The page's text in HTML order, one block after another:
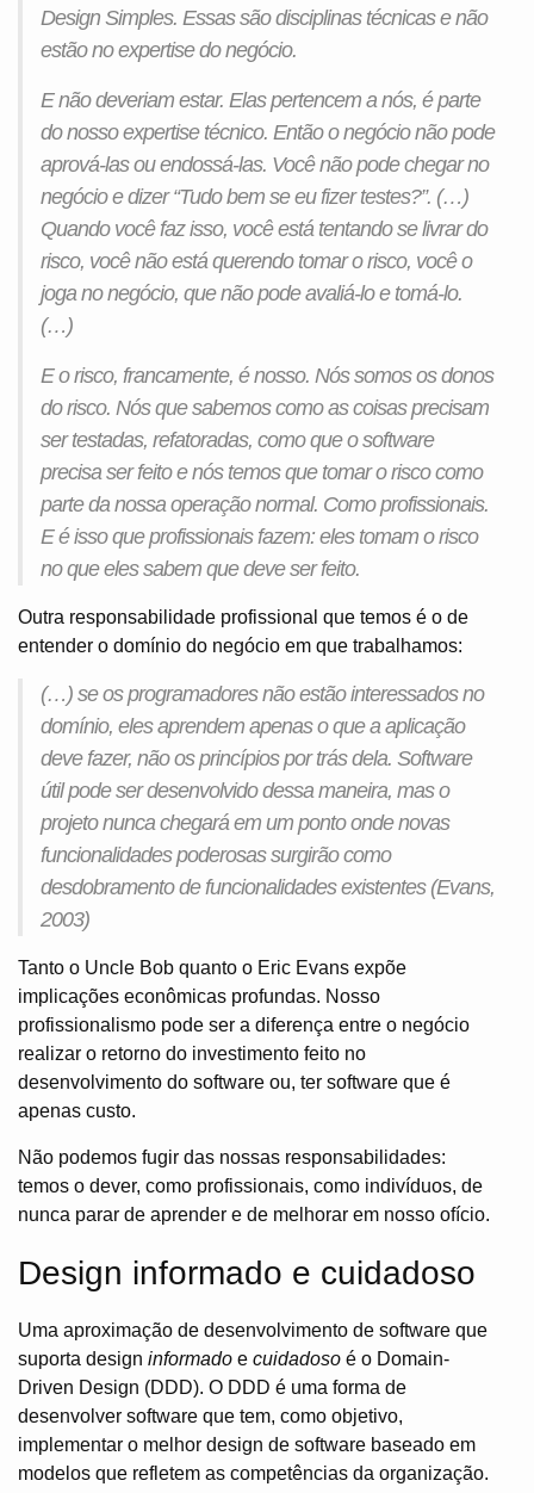
Design Simples. Essas são disciplinas técnicas e não
estão noexpertisedo negócio.
E não deveriam estar. Elas pertencem a nós, é parte
do nossoexpertisetécnico. Então o negócio não pode
aprová-las ou endossá-las. Você não pode chegar no
negócio e dizer “Tudo bem se eu fizer testes?”. (…)
Quando você faz isso, você está tentando se livrar do
risco, você não está querendo tomar o risco, você o
joga no negócio, que não pode avaliá-lo e tomá-lo.
(…)
E o risco, francamente, é nosso. Nós somos os donos
do risco. Nós que sabemos como as coisas precisam
ser testadas, refatoradas, como que o software
precisa ser feito e nós temos que tomar o risco como
parte da nossa operação normal. Como profissionais.
E é isso que profissionais fazem: eles tomam o risco
no que eles sabem que deve ser feito.
Outra responsabilidade profissional que temos é o de
entender o domínio do negócio em que trabalhamos:
(…) se os programadores não estão interessados no
domínio, eles aprendem apenas o que a aplicação
deve fazer, não os princípios por trás dela. Software
útil pode ser desenvolvido dessa maneira, mas o
projeto nunca chegará em um ponto onde novas
funcionalidades poderosas surgirão como
desdobramento de funcionalidades existentes (Evans,
2003)
Tanto o Uncle Bob quanto o Eric Evans expõe
implicações econômicas profundas. Nosso
profissionalismo pode ser a diferença entre o negócio
realizar o retorno do investimento feito no
desenvolvimento do software ou, ter software que é
apenas custo.
Não podemos fugir das nossas responsabilidades:
temos o dever, como profissionais, como indivíduos, de
nunca parar de aprender e de melhorar em nosso ofício.
Design informado e cuidadoso
Uma aproximação de desenvolvimento de software que
suporta design informado e cuidadoso é o Domain-
Driven Design (DDD). O DDD é uma forma de
desenvolver software que tem, como objetivo,
implementar o melhor design de software baseado em
modelos que refletem as competências da organização.